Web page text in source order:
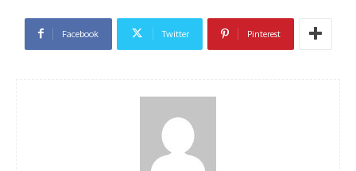
Facebook Twitter Pinterest